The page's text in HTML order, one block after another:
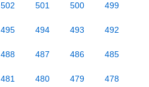
502 501 500 499
495 494 493 492
488 487 486 485
481 480 479 478